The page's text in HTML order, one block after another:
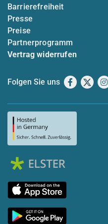
Barrierefreiheit
Presse
Preise
Partnerprogramm
Vertrag widerrufen
Folgen Sie uns Facebook
X